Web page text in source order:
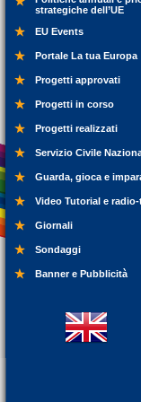
strategiche dell’UE
EU Events
Portale La tua Europa
Progetti approvati
Progetti in corso
Progetti realizzati
Servizio Civile
Guarda, gioca e
Video Tutorial e
Giornali
Sondaggi
Banner e Pubblicità